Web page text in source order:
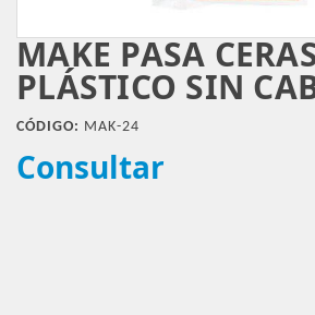
MAKE PASA
PLÁSTICO SIN
CÓDIGO: MAK-24
Consultar